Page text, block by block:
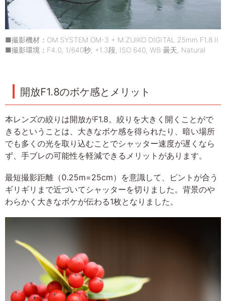
■撮影機材：OM SYSTEM OM-3 + M.ZUIKO DIGITAL 25mm F1.8 II
■撮影環境：F4.0, 1/640秒, +1.3段, ISO 640, WB 曇天, Natural
開放F1.8のボケ感とメリット
本レンズの絞りは開放がF1.8。絞りを大きく開くことがで
きるということは、大きなボケ感を得られたり、暗い場所
でも多くの光を取り込むことでシャッター速度が遅くなら
ず、手ブレの可能性を軽減できるメリットがあります。
最短撮影距離（0.25m=25cm）を意識して、ピントが合う
ギリギリまで近づいてシャッターを切りました。背景のや
わらかく大きなボケが伝わる1枚となりました。